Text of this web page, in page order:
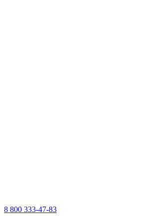
8 800 333-47-83